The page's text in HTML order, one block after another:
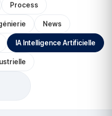
Process
News
IA Intelligence Artificielle